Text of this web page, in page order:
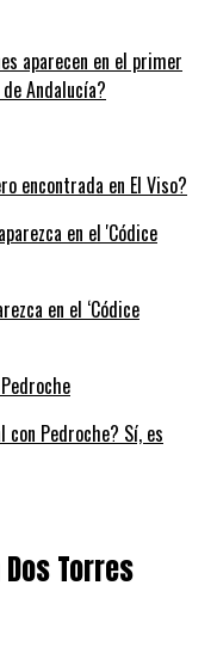
aparecen en el primer
Andalucía?
encontrada en El Viso?
en el ‘Códice
Pedroche? Sí, es
Torres